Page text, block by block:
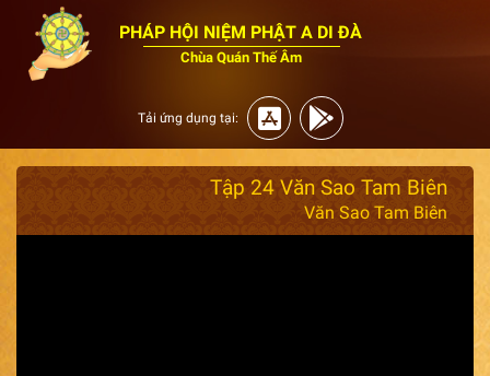
PHÁP HỘI NIỆM PHẬT A DI ĐÀ
Chùa Quán Thế Âm
Tải ứng dụng tại:
Tập 24 Văn Sao Tam Biên
Văn Sao Tam Biên